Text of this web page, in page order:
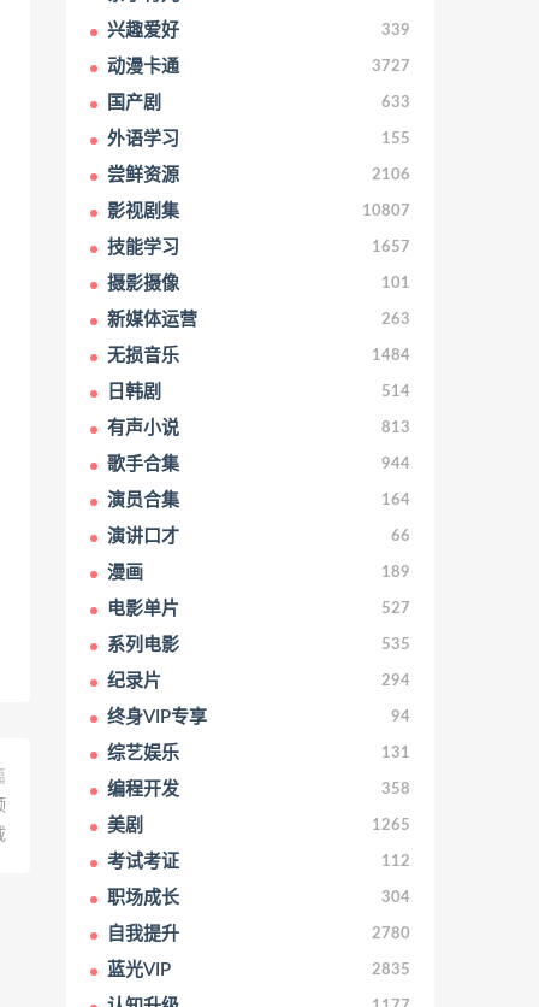
兴趣爱好 339
动漫卡通 3727
国产剧 633
外语学习 155
尝鲜资源 2106
影视剧集 10807
技能学习 1657
摄影摄像 101
新媒体运营 263
无损音乐 1484
日韩剧 514
有声小说 813
歌手合集 944
演员合集 164
演讲口才 66
漫画 189
电影单片 527
系列电影 535
纪录片 294
终身VIP专享 94
综艺娱乐 131
编程开发 358
美剧 1265
考试考证 112
职场成长 304
自我提升 2780
蓝光VIP 2835